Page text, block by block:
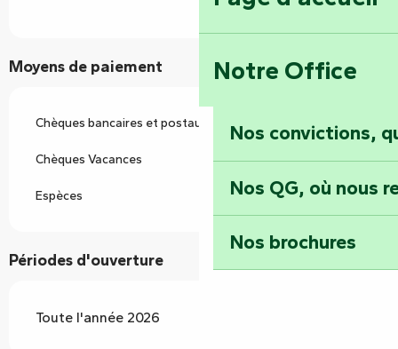
Notre Office
Nos convictions,
Nos QG, où nous
Nos brochures
Moyens de paiement
Chèques bancaires et postaux
Chèques Vacances
Espèces
Périodes d'ouverture
Toute l'année 2026